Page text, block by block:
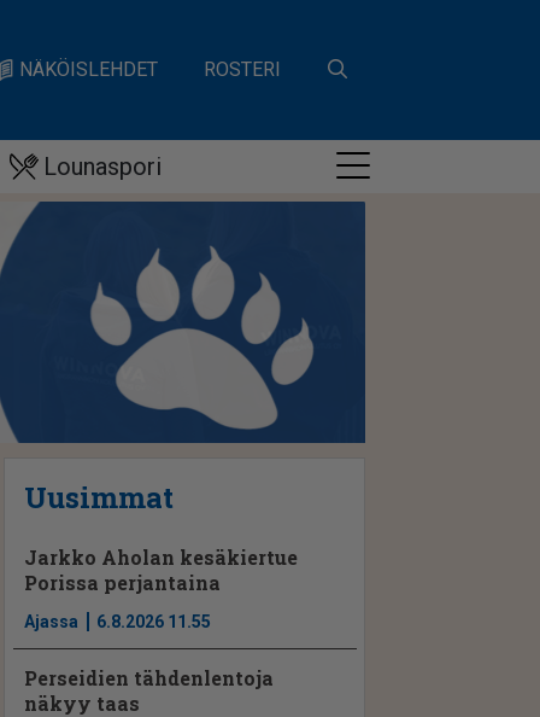
NÄKÖISLEHDET ROSTERI
Lounaspori
Uusimmat
Jarkko Aholan kesäkiertue
Porissa perjantaina
Ajassa 6.8.2026 11.55
Perseidien tähdenlentoja
näkyy taas